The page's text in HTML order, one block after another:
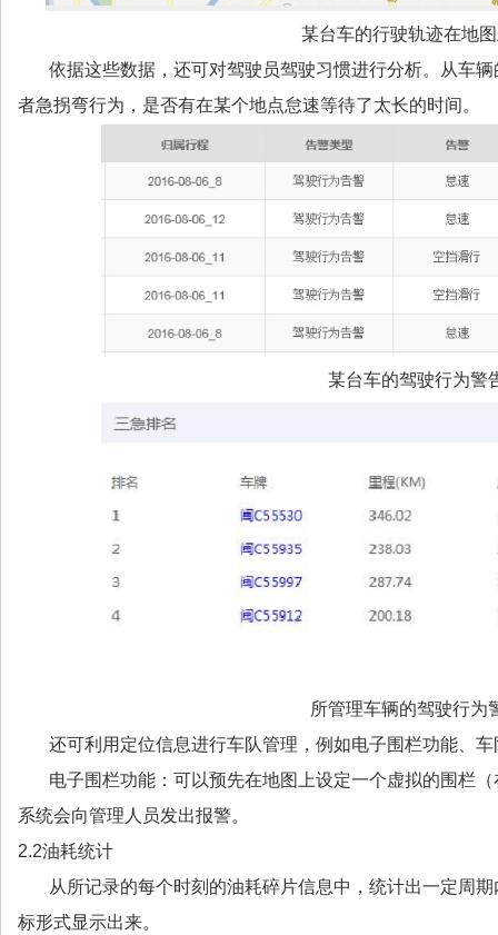
某台车的行驶轨迹在地
依据这些数据，还可对驾驶员驾驶习惯进行分析。从车辆
者急拐弯行为，是否有在某个地点怠速等待了太长的时间。
某台车的驾驶行为警
所管理车辆的驾驶行为
还可利用定位信息进行车队管理，例如电子围栏功能、车
电子围栏功能：可以预先在地图上设定一个虚拟的围栏（
系统会向管理人员发出报警。
2.2油耗统计
从所记录的每个时刻的油耗碎片信息中，统计出一定周期
标形式显示出来。